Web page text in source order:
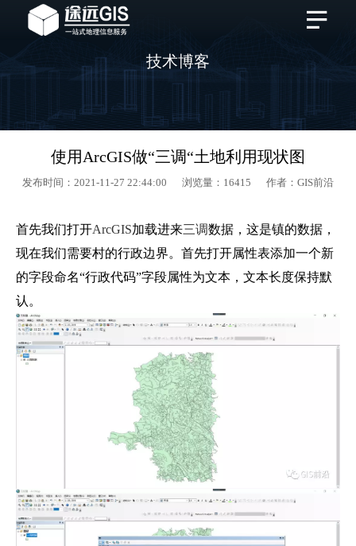
技术博客
使用ArcGIS做“三调“土地利用现状图
发布时间：2021-11-27 22:44:00 浏览量：16415 作者：GIS前沿
首先我们打开ArcGIS加载进来三调数据，这是镇的数据，
现在我们需要村的行政边界。首先打开属性表添加一个新
的字段命名“行政代码”字段属性为文本，文本长度保持默
认。